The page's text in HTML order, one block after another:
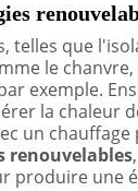
telles que
le
exemple.
la chaleur
un
renouvelables
produire une